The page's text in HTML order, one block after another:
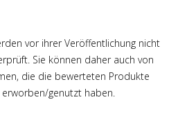
vor ihrer Veröffentlichung nicht
Sie können daher auch von
die die bewerteten Produkte
genutzt haben.